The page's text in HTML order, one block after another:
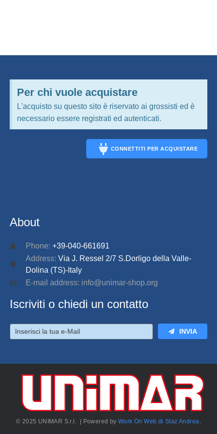
Per chi vuole acquistare
L'acquisto su questo sito è riservato ai grossisti ed è
necessario essere registrati ed autenticati.
CONNETTITI PER ACQUISTARE
About
Phone: +39-040-661691
Address: Via J. Ressel 2/7 S.Dorligo della Valle-
Dolina (TS)-Italy
E-mail address: info@unimar-shop.org
Iscriviti o chiedi un contatto
INVIA
© 2025 UNIMAR S.r.l. | Powered byWork On Web di Staz Andrea.